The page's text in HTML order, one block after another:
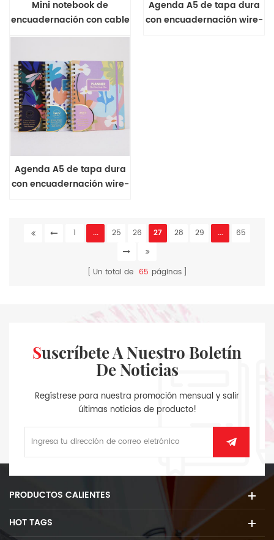
Mini notebook de
encuadernación con cable
Cherry Blossom Series B7
Agenda A5 de tapa dura
con encuadernación wire-
Agenda A5 de tapa dura
con encuadernación wire-
1 ... 25 26 27 28 29 ... 65
Un total de 65 páginas
Suscríbete A Nuestro Boletín
De Noticias
Regístrese para nuestra promoción mensual y salir
últimas noticias de producto!
PRODUCTOS CALIENTES
HOT TAGS